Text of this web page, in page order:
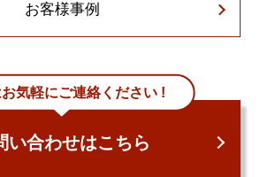
お客様事例
お気軽にご連絡ください !
い合わせはこちら